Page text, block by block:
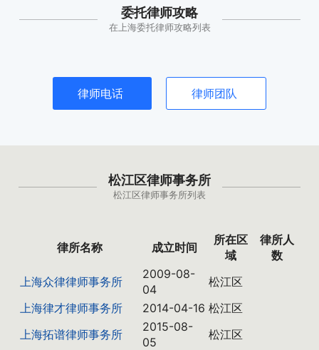
委托律师攻略
在上海委托律师攻略列表
律师电话 律师团队
松江区律师事务所
松江区律师事务所列表
律所名称 成立时间
所在区
域
律所人
数
上海众律律师事务所
2009-08-
04
松江区
上海律才律师事务所
2014-04-16 松江区
上海拓谱律师事务所
2015-08-
05
松江区